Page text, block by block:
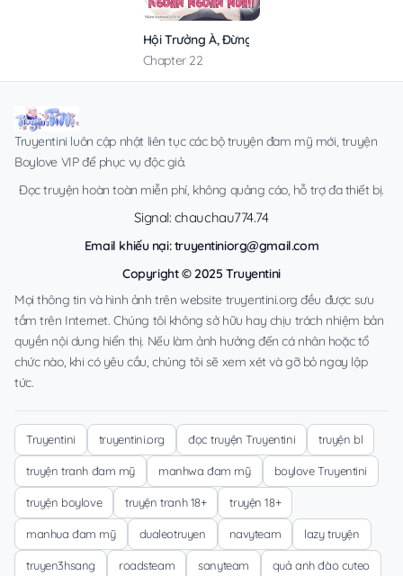
Hội Trưởng À, Đừng Giả Vờ Ngoan Ngoãn
Chapter 22
Truyentini luôn cập nhật liên tục các bộ truyện đam mỹ mới, truyện
Boylove VIP để phục vụ độc giả.
Đọc truyện hoàn toàn miễn phí, không quảng cáo, hỗ trợ đa thiết bị.
Signal: chauchau774.74
Email khiếu nại:truyentiniorg@gmail.com
Copyright © 2025 Truyentini
Mọi thông tin và hình ảnh trên website truyentini.org đều được sưu
tầm trên Internet. Chúng tôi không sở hữu hay chịu trách nhiệm bản
quyền nội dung hiển thị. Nếu làm ảnh hưởng đến cá nhân hoặc tổ
chức nào, khi có yêu cầu, chúng tôi sẽ xem xét và gỡ bỏ ngay lập
tức.
Truyentini truyentini.org đọc truyện Truyentini truyện bl
truyện tranh đam mỹ manhwa đam mỹ boylove Truyentini
truyện boylove truyện tranh 18+ truyện 18+
manhua đam mỹ dualeotruyen navyteam lazy truyện
truyen3hsang roadsteam sanyteam quả anh đào cuteo